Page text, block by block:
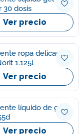
30 dosis
Ver precio
ropa delicadas
1.125l
Ver precio
líquido de gel
Ver precio